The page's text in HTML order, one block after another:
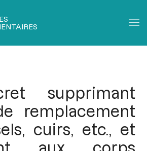
supprimant
remplacement
cuirs, etc., et